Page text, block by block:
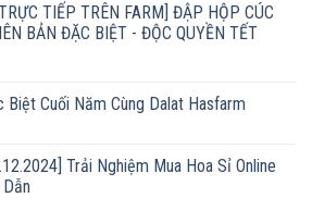
TIẾP TRÊN FARM] ĐẬP HỘP CÚC
BẢN ĐẶC BIỆT - ĐỘC QUYỀN TẾT
Cuối Năm Cùng Dalat Hasfarm
Trải Nghiệm Mua Hoa Sỉ Online